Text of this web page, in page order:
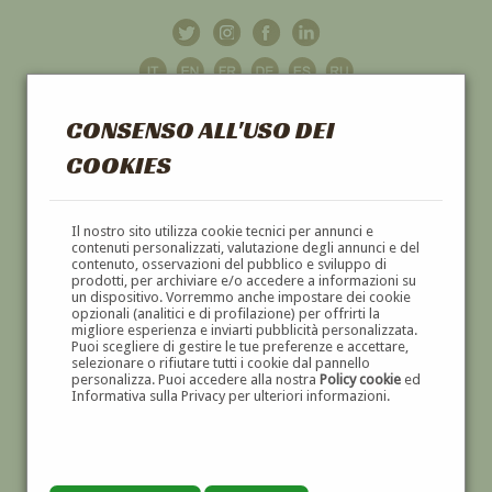
CONSENSO ALL'USO DEI
COOKIES
Il nostro sito utilizza cookie tecnici per annunci e
contenuti personalizzati, valutazione degli annunci e del
contenuto, osservazioni del pubblico e sviluppo di
prodotti, per archiviare e/o accedere a informazioni su
un dispositivo. Vorremmo anche impostare dei cookie
opzionali (analitici e di profilazione) per offrirti la
migliore esperienza e inviarti pubblicità personalizzata.
Puoi scegliere di gestire le tue preferenze e accettare,
selezionare o rifiutare tutti i cookie dal pannello
personalizza. Puoi accedere alla nostra Policy cookieed
Informativa sulla Privacy per ulteriori informazioni.
GALLERIAD'ARTE
DIPINTI E SCULTURE '800 E '900